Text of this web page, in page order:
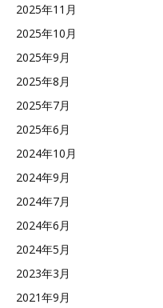
2025年11月
2025年10月
2025年9月
2025年8月
2025年7月
2025年6月
2024年10月
2024年9月
2024年7月
2024年6月
2024年5月
2023年3月
2021年9月